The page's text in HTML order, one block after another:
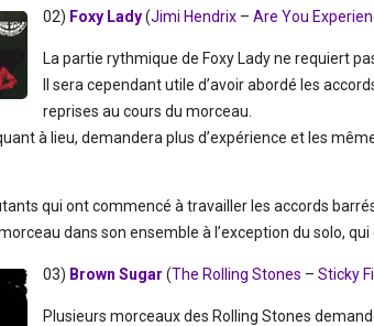
02) Foxy Lady(Jimi Hendrix – Are You
La partie rythmique de Foxy Lady ne requiert
Il sera cependant utile d’avoir abordé les
reprises au cours du morceau.
à lieu, demandera plus d’expérience et les
qui ont commencé à travailler les accords
dans son ensemble à l’exception du solo,
03) Brown Sugar (The Rolling Stones – Sticky
Plusieurs morceaux des Rolling Stones